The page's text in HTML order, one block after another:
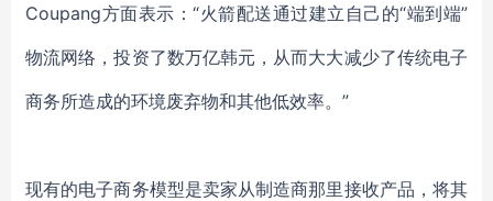
Coupang方面表示： “火箭配送通过建立自己的“端到端”
物流网络，投资了数万亿韩元，从而大大减少了传统电子
商务所造成的环境废弃物和其他低效率。 ”
现有的电子商务模型是卖家从制造商那里接收产品，将其